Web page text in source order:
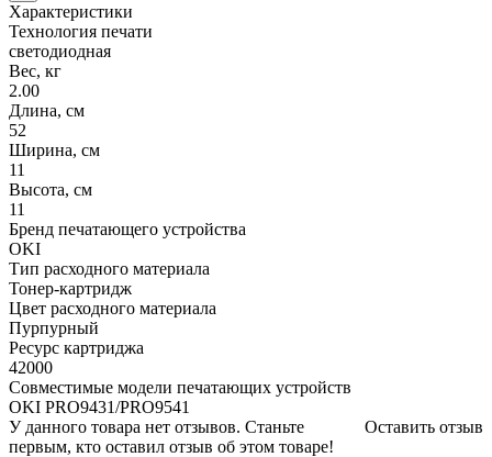
Характеристики
Технология печати
светодиодная
Вес, кг
2.00
Длина, см
52
Ширина, см
11
Высота, см
11
Бренд печатающего устройства
OKI
Тип расходного материала
Тонер-картридж
Цвет расходного материала
Пурпурный
Ресурс картриджа
42000
Совместимые модели печатающих устройств
OKI PRO9431/PRO9541
Оставить отзыв
У данного товара нет отзывов. Станьте
первым, кто оставил отзыв об этом товаре!